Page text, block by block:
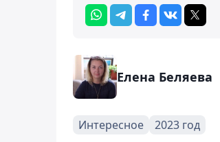
Елена Беляева
Интересное 2023 год